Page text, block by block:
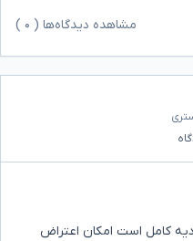
مشاهده دیدگاه‌ها ( ۰
کامل است امکان اعتراض